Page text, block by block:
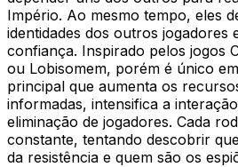
Império. Ao mesmo tempo, eles
identidades dos outros jogadores
confiança. Inspirado pelos jogos
ou Lobisomem, porém é único
principal que aumenta os
informadas, intensifica a
eliminação de jogadores. Cada
constante, tentando descobrir
da resistência e quem são os